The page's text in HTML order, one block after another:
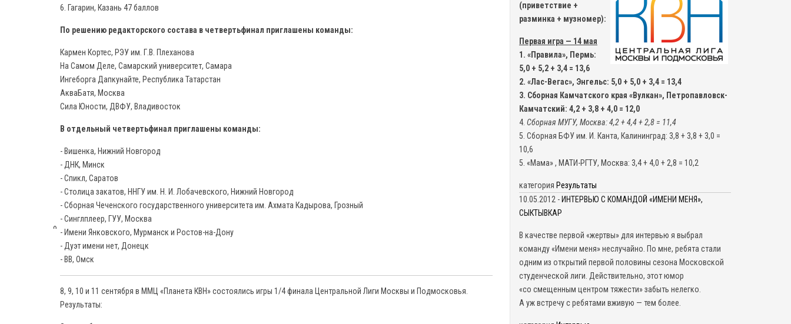
6. Гагарин, Казань 47 баллов
По решению редакторского состава в четвертьфинал приглашены команды:
Кармен Кортес, РЭУ им. Г.В. Плеханова
На Самом Деле, Самарский университет, Самара
Ингеборга Дапкунайте, Республика Татарстан
АкваБатя, Москва
Сила Юности, ДВФУ, Владивосток
В отдельный четвертьфинал приглашены команды:
- Вишенка, Нижний Новгород
- ДНК, Минск
- Спикл, Саратов
- Столица закатов, ННГУ им. Н. И. Лобачевского, Нижний Новгород
- Сборная Чеченского государственного университета им. Ахмата Кадырова, Грозный
- Синглплеер, ГУУ, Москва
- Имени Янковского, Мурманск и Ростов-на-Дону
- Дуэт имени нет, Донецк
- ВВ, Омск
8, 9, 10 и 11 сентября в ММЦ «Планета КВН» состоялись игры 1/4 финала Центральной Лиги Москвы и Подмосковья.
Результаты:
9,
ММЦ
(приветствие +
разминка + музномер):
Первая игра — 14 мая
1. «Правила», Пермь:
5,0 + 5,2 + 3,4 = 13,6
2. «Лас-Вегас», Энгельс: 5,0 + 5,0 + 3,4 = 13,4
3. Сборная Камчатского края «Вулкан», Петропавловск-
Камчатский: 4,2 + 3,8 + 4,0 = 12,0
4. Сборная МУГУ, Москва: 4,2 + 4,4 + 2,8 = 11,4
5. Сборная БФУ им. И. Канта, Калининград: 3,8 + 3,8 + 3,0 =
10,6
5. «Мама» , МАТИ-РГТУ, Москва: 3,4 + 4,0 + 2,8 = 10,2
категория Результаты
10.05.2012 - ИНТЕРВЬЮ С КОМАНДОЙ «ИМЕНИ МЕНЯ»,
СЫКТЫВКАР
В качестве первой «жертвы» для интервью я выбрал
команду «Имени меня» неслучайно. По мне, ребята стали
одним из открытий первой половины сезона Московской
студенческой лиги. Действительно, этот юмор
«со смещенным центром тяжести» забыть нелегко.
А уж встречу с ребятами вживую — тем более.